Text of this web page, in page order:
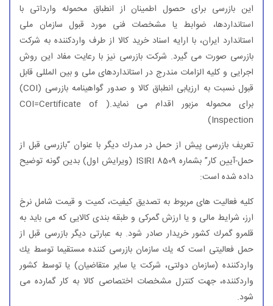
این بازرسی برای حصول اطمینان از انطباق محموله وارداتی با
استانداردها، ضوابط یا مشخصات فنی مورد قبول سازمان ملی
استاندارد ایران، با ارایه اسناد خرید كالا از طرف واردكننده به شركت
بازرسی صورت می گیرد. شركت بازرسی نیز با رعایت مفاد این روش
اجرایی و كلیه الزامات مندرج در استانداردهای ملی و بین المللی قابل
قبول نسبت به ارزیابی انطباق كالا و صدور گواهینامه بازرسی (COI)
برای محموله مزبور اقدام می نماید.( COI=Certificate of
Inspection)
تعریف بازرسی پیش از حمل در مدرك دیگر با عنوان “بازرسی قبل از
حمل-آیین كار” بشماره ISIRI 8509 (ویرایش اول) بدین گونه توضیح
داده شده است:
كلیه فعالیت های مربوط به تصدیق كیفیت، كمیت و قیمت شامل نرخ
ارز، شرایط مالی و یا ارزش گمركی و طبقه بندی كالایی كه می باید به
قلمرو گمرك كشور خریدار صادر شود. به عبارتی دیگر بازرسی قبل از
حمل فعالیتی است كه یك سازمان بازرسی كننده مستقیما توسط یك
واردكننده (سازمان دولتی، شركت یا سایر متقاضیان) یا توسط كشور
واردكننده، جهت كنترل مشخصات اختصاصی كالا به كار گمارده می
شود.